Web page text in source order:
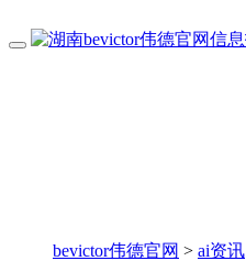
bevictor伟德官网 > ai资讯